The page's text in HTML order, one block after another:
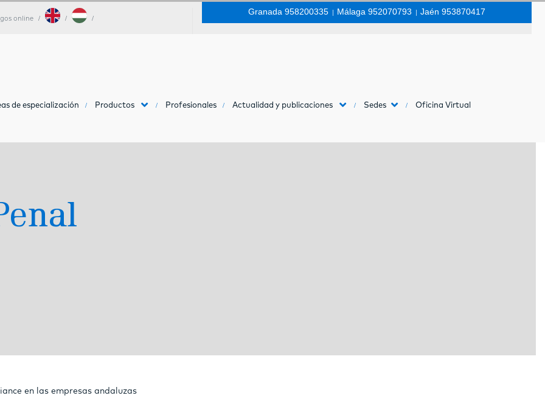
online
Granada 958200335 | Málaga 952070793 | Jaén 953870417
de especialización Productos Profesionales Actualidad y publicaciones Sedes Oficina Virtual
en las empresas andaluzas